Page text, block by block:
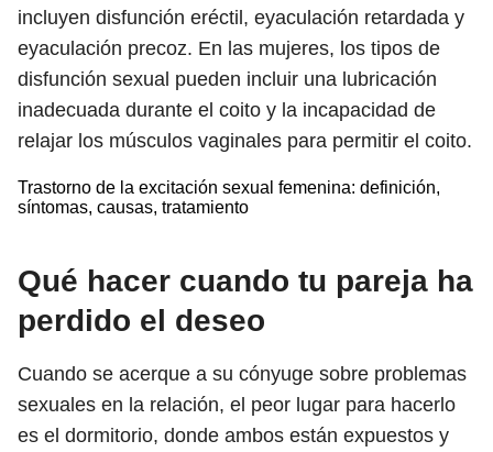
incluyen disfunción eréctil, eyaculación retardada y
eyaculación precoz. En las mujeres, los tipos de
disfunción sexual pueden incluir una lubricación
inadecuada durante el coito y la incapacidad de
relajar los músculos vaginales para permitir el coito.
Trastorno de la excitación sexual femenina: definición,
síntomas, causas, tratamiento
Qué hacer cuando tu pareja ha
perdido el deseo
Cuando se acerque a su cónyuge sobre problemas
sexuales en la relación, el peor lugar para hacerlo
es el dormitorio, donde ambos están expuestos y